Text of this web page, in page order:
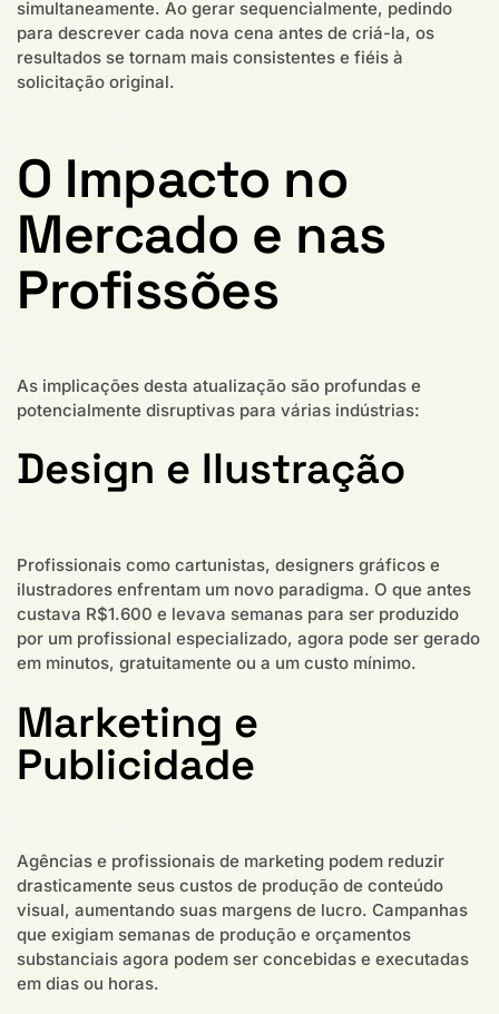
simultaneamente. Ao gerar sequencialmente, pedindo
para descrever cada nova cena antes de criá-la, os
resultados se tornam mais consistentes e fiéis à
solicitação original.
O Impacto no
Mercado e nas
Profissões
As implicações desta atualização são profundas e
potencialmente disruptivas para várias indústrias:
Design e Ilustração
Profissionais como cartunistas, designers gráficos e
ilustradores enfrentam um novo paradigma. O que antes
custava R$1.600 e levava semanas para ser produzido
por um profissional especializado, agora pode ser gerado
em minutos, gratuitamente ou a um custo mínimo.
Marketing e
Publicidade
Agências e profissionais de marketing podem reduzir
drasticamente seus custos de produção de conteúdo
visual, aumentando suas margens de lucro. Campanhas
que exigiam semanas de produção e orçamentos
substanciais agora podem ser concebidas e executadas
em dias ou horas.